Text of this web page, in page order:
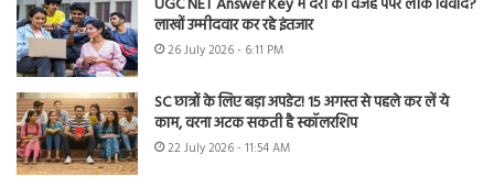
लाखों उम्मीदवार कर रहे इंतजार
26 July 2026 - 6:11 PM
SC छात्रों के लिए बड़ा अपडेट! 15 अगस्त से पहले कर लें ये
काम, वरना अटक सकती है स्कॉलरशिप
22 July 2026 - 11:54 AM